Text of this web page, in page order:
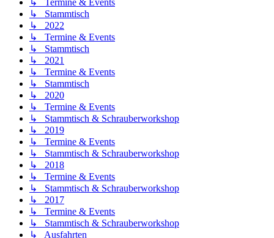
↳ Stammtisch
↳ 2022
↳ Termine & Events
↳ Stammtisch
↳ 2021
↳ Termine & Events
↳ Stammtisch
↳ 2020
↳ Termine & Events
↳ Stammtisch & Schrauberworkshop
↳ 2019
↳ Termine & Events
↳ Stammtisch & Schrauberworkshop
↳ 2018
↳ Termine & Events
↳ Stammtisch & Schrauberworkshop
↳ 2017
↳ Termine & Events
↳ Stammtisch & Schrauberworkshop
↳ Ausfahrten